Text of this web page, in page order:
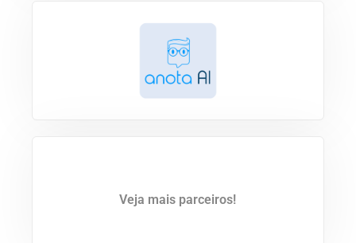
Veja mais parceiros!